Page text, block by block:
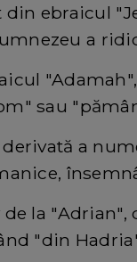
din ebraicul
a
"Adamah",
sau
a
la "Adrian",
"din